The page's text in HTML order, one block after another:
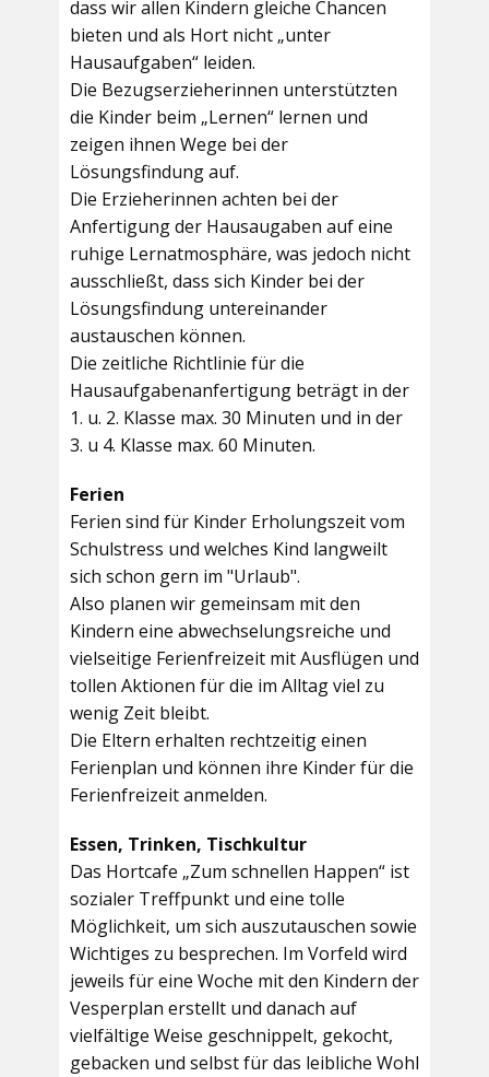
dass wir allen Kindern gleiche Chancen
bieten und als Hort nicht „unter
Hausaufgaben“ leiden.
Die Bezugserzieherinnen unterstützten
die Kinder beim „Lernen“ lernen und
zeigen ihnen Wege bei der
Lösungsfindung auf.
Die Erzieherinnen achten bei der
Anfertigung der Hausaugaben auf eine
ruhige Lernatmosphäre, was jedoch nicht
ausschließt, dass sich Kinder bei der
Lösungsfindung untereinander
austauschen können.
Die zeitliche Richtlinie für die
Hausaufgabenanfertigung beträgt in der
1. u. 2. Klasse max. 30 Minuten und in der
3. u 4. Klasse max. 60 Minuten.
Ferien
Ferien sind für Kinder Erholungszeit vom
Schulstress und welches Kind langweilt
sich schon gern im "Urlaub".
Also planen wir gemeinsam mit den
Kindern eine abwechselungsreiche und
vielseitige Ferienfreizeit mit Ausflügen und
tollen Aktionen für die im Alltag viel zu
wenig Zeit bleibt.
Die Eltern erhalten rechtzeitig einen
Ferienplan und können ihre Kinder für die
Ferienfreizeit anmelden.
Essen, Trinken, Tischkultur
Das Hortcafe „Zum schnellen Happen“ ist
sozialer Treffpunkt und eine tolle
Möglichkeit, um sich auszutauschen sowie
Wichtiges zu besprechen. Im Vorfeld wird
jeweils für eine Woche mit den Kindern der
Vesperplan erstellt und danach auf
vielfältige Weise geschnippelt, gekocht,
gebacken und selbst für das leibliche Wohl